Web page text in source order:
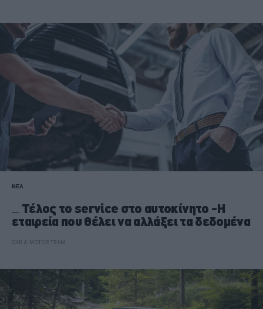
ΝΕΑ
Τέλος το service στο αυτοκίνητο -Η
εταιρεία που θέλει να αλλάξει τα δεδομένα
CAR & MOTOR TEAM